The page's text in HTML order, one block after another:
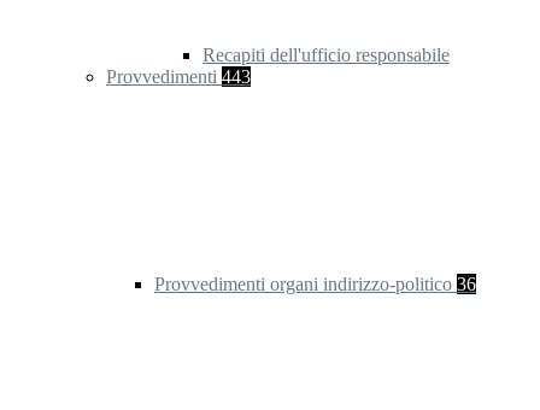
Recapiti dell'ufficio responsabile
Provvedimenti 443
Provvedimenti organi indirizzo-politico 36